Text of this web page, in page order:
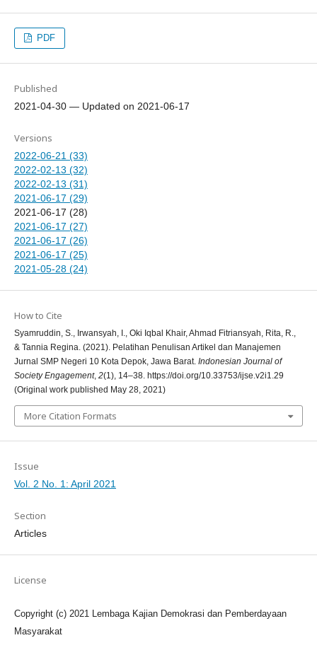
PDF
Published
2021-04-30 — Updated on 2021-06-17
Versions
2022-06-21 (33)
2022-02-13 (32)
2022-02-13 (31)
2021-06-17 (29)
2021-06-17 (28)
2021-06-17 (27)
2021-06-17 (26)
2021-06-17 (25)
2021-05-28 (24)
How to Cite
Syamruddin, S., Irwansyah, I., Oki Iqbal Khair, Ahmad Fitriansyah, Rita, R.,
& Tannia Regina. (2021). Pelatihan Penulisan Artikel dan Manajemen
Jurnal SMP Negeri 10 Kota Depok, Jawa Barat. Indonesian Journal of
Society Engagement, 2(1), 14–38. https://doi.org/10.33753/ijse.v2i1.29
(Original work published May 28, 2021)
More Citation Formats
Issue
Vol. 2 No. 1: April 2021
Section
Articles
License
Copyright (c) 2021 Lembaga Kajian Demokrasi dan Pemberdayaan
Masyarakat